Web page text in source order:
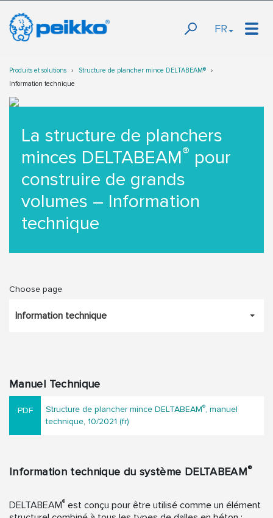
FR
Produits et solutions
Structure de plancher mince DELTABEAM®
Information technique
La structure de planchers
minces DELTABEAM® pour
construire de grands
volumes – Information
technique
Choose page
Information technique
Manuel Technique
Structure de plancher mince DELTABEAM®, manuel
technique, 10/2021 (fr)
Information technique du système DELTABEAM®
DELTABEAM® est conçu pour être utilisé comme un élément